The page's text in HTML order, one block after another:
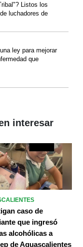
Listos los
luchadores de
ley para mejorar
que
interesar
caso de
que ingresó
alcohólicas a
de Aguascalientes